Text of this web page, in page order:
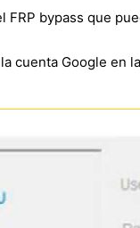
bypass que
cuenta Google en